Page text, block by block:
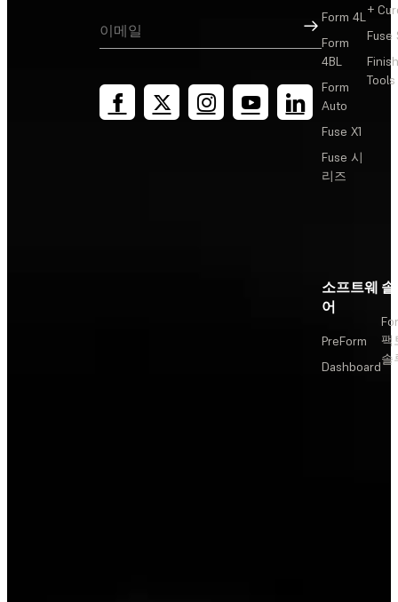
가입Form 4L
Form
4BL
Form
Auto
Fuse X1
Fuse 시
리즈
+
Fuse
Tools
소프트웨
어
PreForm
Dashboard
팩
솔